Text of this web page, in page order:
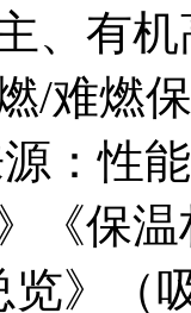
、有
/难燃
：性
《保
》（